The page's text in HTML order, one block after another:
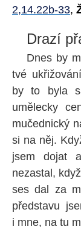
2,14.22b-33,
Drazí
Dnes by
tvé
by to byla
umělecky
mučednický
si na něj.
jsem dojat
nezastal,
ses dal za
představu
i mne, na tu